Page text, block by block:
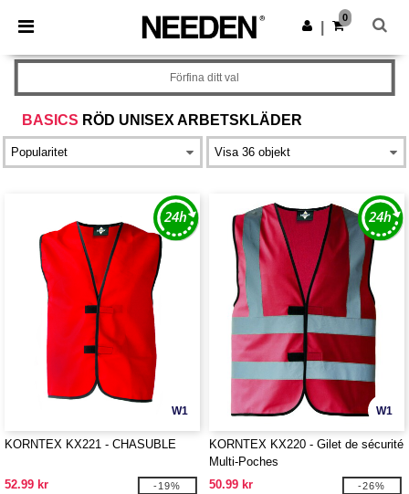
× Needen-app
Bättre priser i appen!
Hämta app
0
BASICS RÖD UNISEX ARBETSKLÄDER
Förfina ditt val
W1
KORNTEX KX221 - CHASUBLE
52.99 kr -19%
W1
KORNTEX KX220 - Gilet de sécurité
Multi-Poches
50.99 kr
-26%